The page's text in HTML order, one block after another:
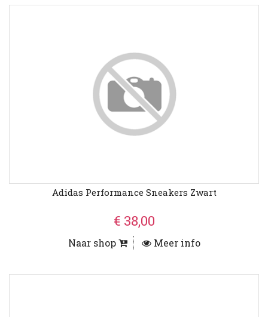
Adidas Performance Sneakers Zwart
€ 38,00
Naar shop Meer info